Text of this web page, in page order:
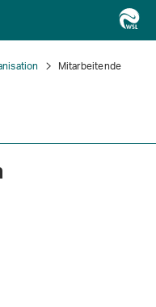
Mitarbeitende